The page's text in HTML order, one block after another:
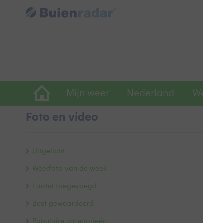
Mijn weer Nederland
Foto en video
Uitgelicht
Weerfoto van de week
Laatst toegevoegd
Best gewaardeerd
Populaire categorieën